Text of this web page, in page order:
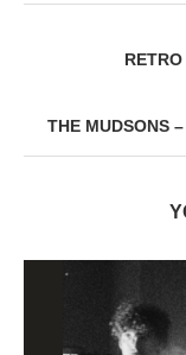
THE MUDSONS